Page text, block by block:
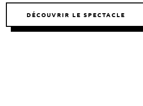
DÉCOUVRIR LE SPECTACLE